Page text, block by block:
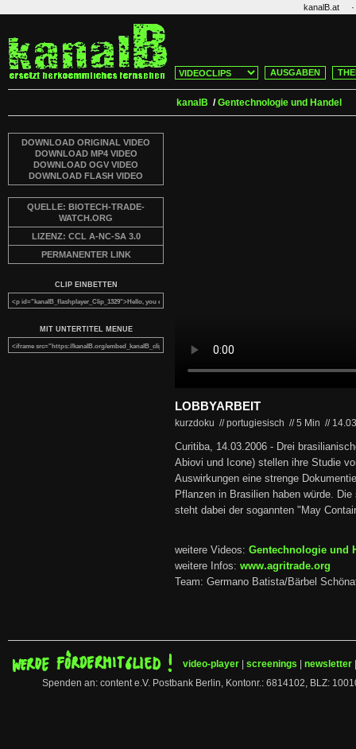
kanalB.at ·
AUSGABEN
kanalB /Gentechnologie und Handel
DOWNLOAD ORIGINAL VIDEO
DOWNLOAD MP4 VIDEO
DOWNLOAD OGV VIDEO
DOWNLOAD FLASH VIDEO
QUELLE: BIOTECH-TRADE-
WATCH.ORG
LIZENZ: CCL A-NC-SA 3.0
PERMANENTER LINK
CLIP EINBETTEN
MIT UNTERTITEL MENUE
LOBBYARBEIT
kurzdoku // portugiesisch //5 Min //
Curitiba, 14.03.2006 - Drei
Abiovi und Icone) stellen ihre Studie
Auswirkungen eine strenge
Pflanzen in Brasilien haben würde.
steht dabei der sogannten "May
weitere Videos: Gentechnologie und
weitere Infos: www.agritrade.org
Team: Germano Batista/Bärbel
video-player screenings newsletter
Spenden an: content e.V. Postbank Berlin, Kontonr.: 6814102, BLZ: